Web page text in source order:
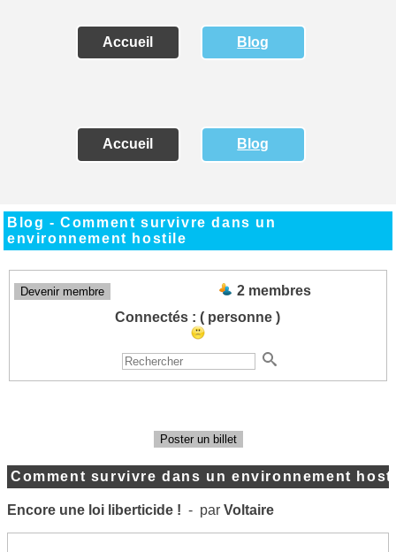
Accueil Blog
Accueil Blog
Blog - Comment survivre dans un
environnement hostile
Devenir membre
2 membres
Connectés : ( personne )
Poster un billet
Comment survivre dans un environnement
Encore une loi liberticide ! - par Voltaire